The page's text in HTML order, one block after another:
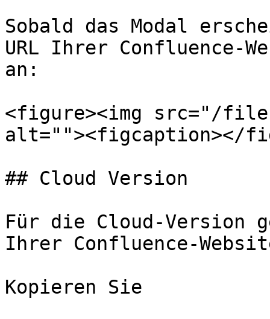
Sobald das Modal
URL Ihrer Confluence-
an:
<figure><img src="/files/
alt=""><figcaption></
## Cloud Version
Für die Cloud-Version
Ihrer Confluence-
Kopieren Sie